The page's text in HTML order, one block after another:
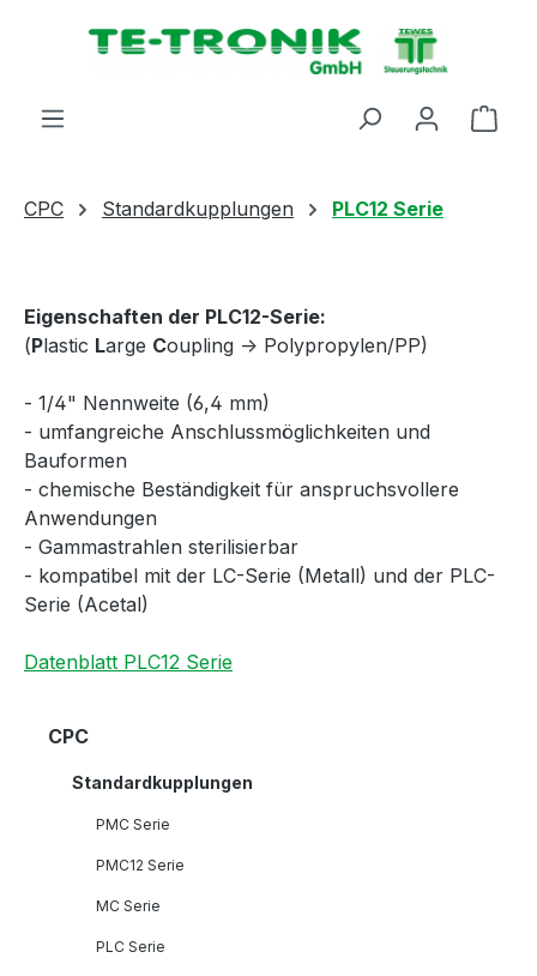
springen
CPC Standardkupplungen PLC12 Serie
Eigenschaften der PLC12-Serie:
(Plastic Large Coupling -> Polypropylen/PP)
- 1/4" Nennweite (6,4 mm)
- umfangreiche Anschlussmöglichkeiten und
Bauformen
- chemische Beständigkeit für anspruchsvollere
Anwendungen
- Gammastrahlen sterilisierbar
- kompatibel mit der LC-Serie (Metall) und der PLC-
Serie (Acetal)
Datenblatt PLC12 Serie
CPC
Standardkupplungen
PMC Serie
PMC12 Serie
MC Serie
PLC Serie